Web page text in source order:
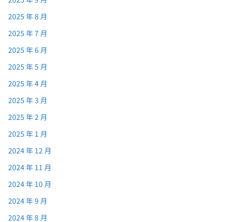
2025 年 8 月
2025 年 7 月
2025 年 6 月
2025 年 5 月
2025 年 4 月
2025 年 3 月
2025 年 2 月
2025 年 1 月
2024 年 12 月
2024 年 11 月
2024 年 10 月
2024 年 9 月
2024 年 8 月